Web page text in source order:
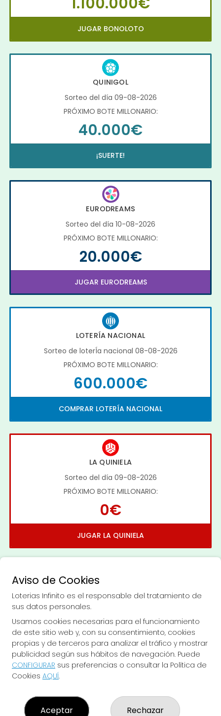
JUGAR BONOLOTO
QUINIGOL
Sorteo del día 09-08-2026
PRÓXIMO BOTE MILLONARIO:
40.000€
¡SUERTE!
EURODREAMS
Sorteo del día 10-08-2026
PRÓXIMO BOTE MILLONARIO:
20.000€
JUGAR EURODREAMS
LOTERÍA NACIONAL
Sorteo de loterÍa nacional 08-08-2026
PRÓXIMO BOTE MILLONARIO:
600.000€
COMPRAR LOTERÍA NACIONAL
LA QUINIELA
Sorteo del día 09-08-2026
PRÓXIMO BOTE MILLONARIO:
0€
JUGAR LA QUINIELA
LOTERIAS INFINITO
¿Quiénes somos?
Comprar lotería
Empresas
Peñas
Aviso de Cookies
Loterias Infinito es el responsable del tratamiento de
sus datos personales.
Usamos cookies necesarias para el funcionamiento
de este sitio web y, con su consentimiento, cookies
propias y de terceros para analizar el tráfico y mostrar
publicidad según sus hábitos de navegación. Puede
CONFIGURAR sus preferencias o consultar la Política de
Cookies AQUÍ.
Aceptar Rechazar